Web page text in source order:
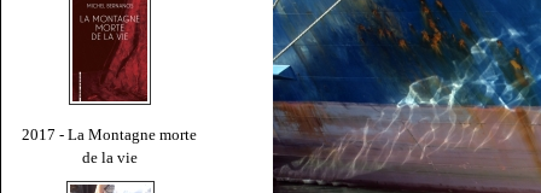
2017 - La Montagne morte
de la vie